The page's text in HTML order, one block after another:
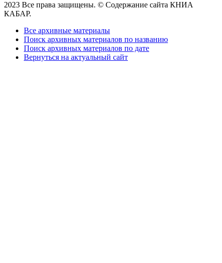
2023 Все права защищены. © Содержание сайта КНИА
КАБАР.
Все архивные материалы
Поиск архивных материалов по названию
Поиск архивных материалов по дате
Вернуться на актуальный сайт